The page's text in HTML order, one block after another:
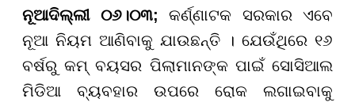
ନୂଆଦିଲ୍ଲୀ ୦୬।୦୩; କର୍ଣ୍ଣାଟକ ସରକାର ଏବେ
ନୂଆ ନିୟମ ଆଣିବାକୁ ଯାଉଛନ୍ତି । ଯେଉଁଥିରେ ୧୬
ବର୍ଷରୁ କମ୍ ବୟସର ପିଲାମାନଙ୍କ ପାଇଁ ସୋସିଆଲ
ମିଡିଆ ବ୍ୟବହାର ଉପରେ ରୋକ ଲଗାଇବାକୁ